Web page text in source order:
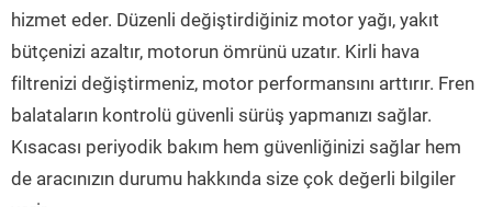
hizmet eder. Düzenli değiştirdiğiniz motor yağı, yakıt
bütçenizi azaltır, motorun ömrünü uzatır. Kirli hava
filtrenizi değiştirmeniz, motor performansını arttırır. Fren
balataların kontrolü güvenli sürüş yapmanızı sağlar.
Kısacası periyodik bakım hem güvenliğinizi sağlar hem
de aracınızın durumu hakkında size çok değerli bilgiler